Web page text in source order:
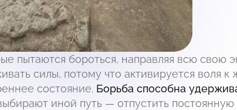
пытаются бороться, направляя всю
силы, потому что активируется воля
состояние. Борьба способна
иной путь — отпустить